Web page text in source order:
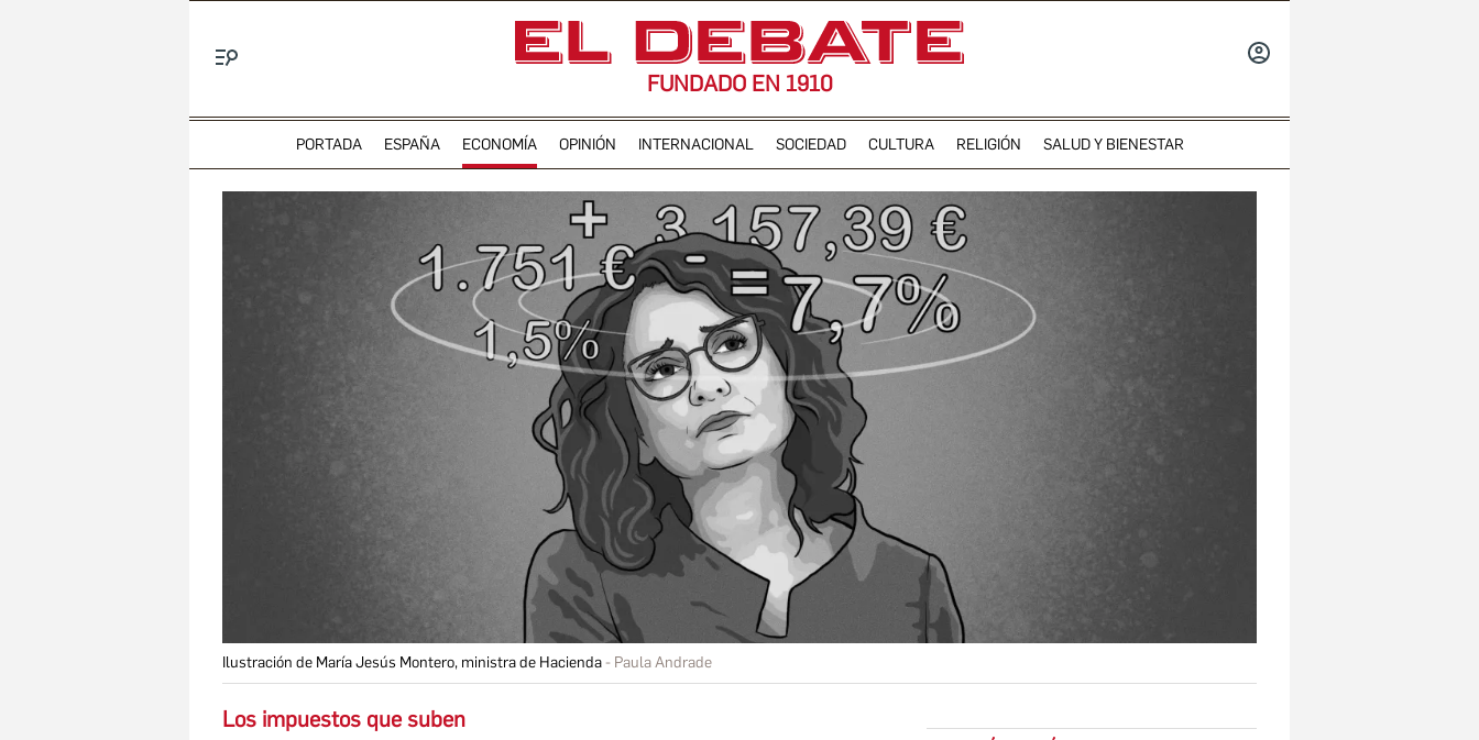
FUNDADO EN 1910
PORTADA ESPAÑA ECONOMÍA OPINIÓN INTERNACIONAL SOCIEDAD CULTURA RELIGIÓN SALUD Y BIENESTAR
Ilustración de María Jesús Montero, ministra de Hacienda Paula Andrade
Los impuestos que suben